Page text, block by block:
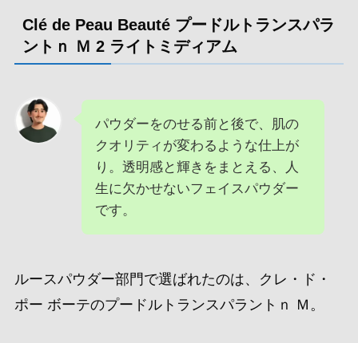
【クーポン利用で最大1
50円OFF】【即納】【2
025年3月21日リニュー
aute クレ・ド・ポー ボ
ーテ プードルトランス
パラントn M 26g（本体
/ レフィル）1ライト 2
ライトミディアム CPB
フェイスパウダー